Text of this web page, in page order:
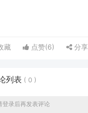
藏 点赞(6) 分享
列表 ( 0 )